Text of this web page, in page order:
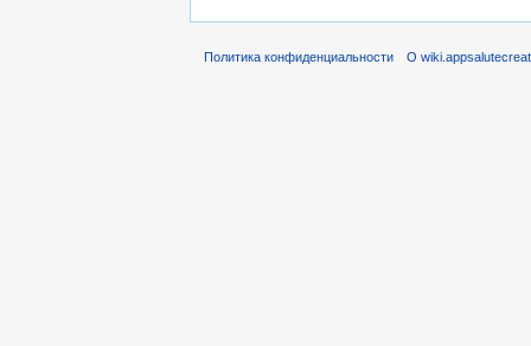
Политика конфиденциальности О